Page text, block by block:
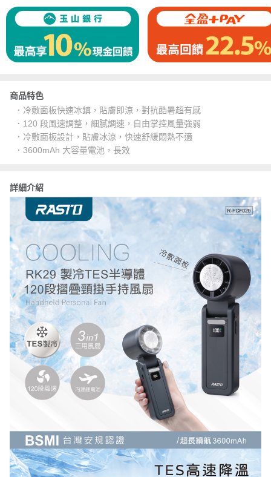
商品特色
．冷敷面板快速冰鎮，貼膚即涼，對抗酷暑超有感
．120 段風速調整，細膩調速，自由掌控風量強弱
．冷敷面板設計，貼膚冰涼，快速舒緩悶熱不適
．3600mAh 大容量電池，長效
詳細介紹